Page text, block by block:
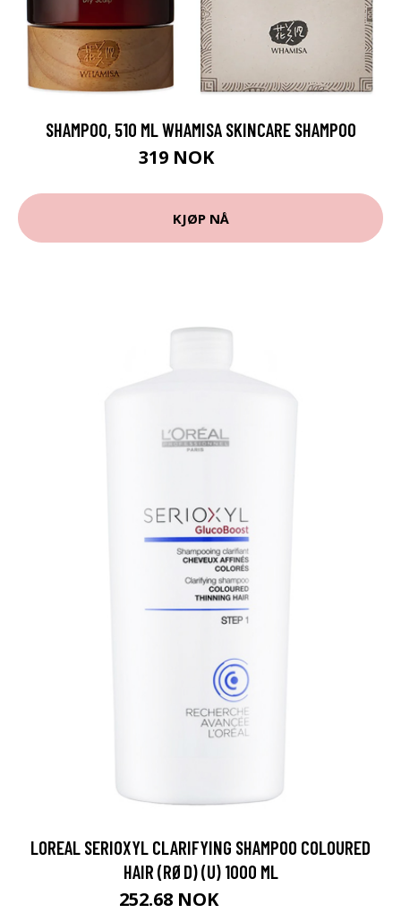
SHAMPOO, 510 ML WHAMISA SKINCARE SHAMPOO
319 NOK
KJØP NÅ
LOREAL SERIOXYL CLARIFYING SHAMPOO COLOURED
HAIR (RØD) (U) 1000 ML
252.68 NOK